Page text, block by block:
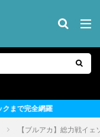
【ブルアカ】総力戦イ